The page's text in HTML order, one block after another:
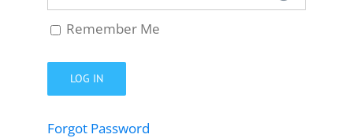
Remember Me
Forgot Password